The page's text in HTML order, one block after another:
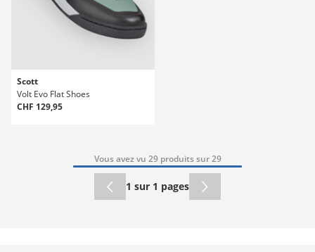
Scott
Volt Evo Flat Shoes
CHF 129,95
Vous avez vu 29 produits sur 29
1 sur 1 pages